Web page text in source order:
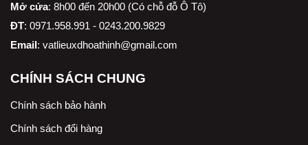
Mở cửa: 8h00 đến 20h00 (Có chỗ đỗ Ô Tô)
ĐT: 0971.958.991 - 0243.200.9829
Email: vatlieuxdhoathinh@gmail.com
CHÍNH SÁCH CHUNG
Chính sách bảo hành
Chính sách đổi hàng